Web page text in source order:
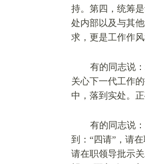
持。第四，统筹
处内部以及与其
求，更是工作作
有的同志说
关心下一代工作
中，落到实处。
有的同志说
到：“四请”，请
请在职领导批示